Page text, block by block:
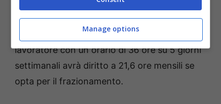
Questa formula si applica sia per gli orari
settimanali fissi sia per quelli plurisettimanali
che variano ciclicamente. Ad esempio, un
lavoratore con un orario di 36 ore su 5 giorni
settimanali avrà diritto a 21,6 ore mensili se
opta per il frazionamento.
Manage options